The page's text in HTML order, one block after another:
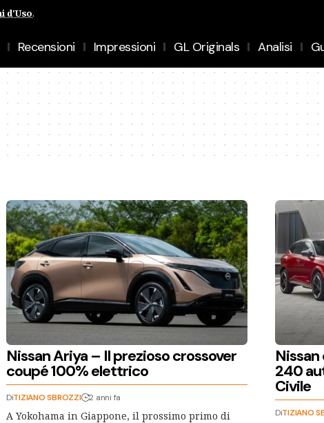
d'Uso.
Recensioni Impressioni GL Originals Analisi
Nissan Ariya – Il prezioso crossover
coupé 100% elettrico
DiTIZIANO SBROZZI 2 anni fa
A Yokohama in Giappone, il prossimo primo di
240
Civile
DiTIZIANO